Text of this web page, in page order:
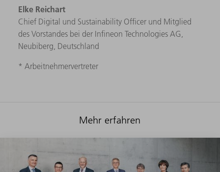
Elke Reichart
Chief Digital und Sustainability Officer und Mitglied
des Vorstandes bei der Infineon Technologies AG,
Neubiberg, Deutschland
* Arbeitnehmervertreter
Mehr erfahren